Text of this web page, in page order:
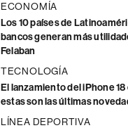
ECONOMÍA
Los 10 países de
bancos generan más
Felaban
TECNOLOGÍA
El lanzamiento del iPhone 18
estas son las últimas
LÍNEA DEPORTIVA